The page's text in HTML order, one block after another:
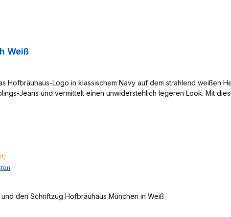
Weiß
Hofbräuhaus-Logo in klassischem Navy auf dem strahlend
Jeans und vermittelt einen unwiderstehlich legeren Look. Mit